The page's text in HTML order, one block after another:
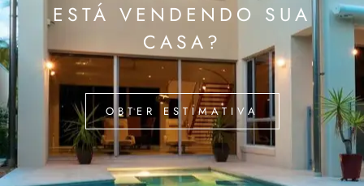
ESTÁ VENDENDO SUA
CASA?
OBTER ESTIMATIVA